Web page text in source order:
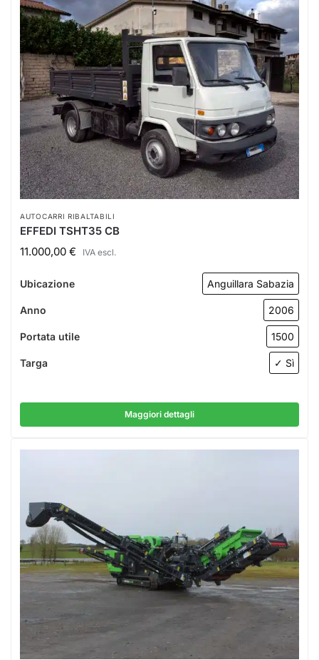
AUTOCARRI RIBALTABILI
EFFEDI TSHT35 CB
11.000,00 € IVA escl.
Ubicazione Anguillara Sabazia
Anno 2006
Portata utile 1500
Targa ✓ Sì
Maggiori dettagli